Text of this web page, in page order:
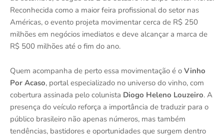
Reconhecida como a maior feira profissional do setor nas
Américas, o evento projeta movimentar cerca de R$ 250
milhões em negócios imediatos e deve alcançar a marca de
R$ 500 milhões até o fim do ano.
Quem acompanha de perto essa movimentação é o Vinho
Por Acaso, portal especializado no universo do vinho, com
cobertura assinada pelo colunista Diogo Heleno Louzeiro. A
presença do veículo reforça a importância de traduzir para o
público brasileiro não apenas números, mas também
tendências, bastidores e oportunidades que surgem dentro